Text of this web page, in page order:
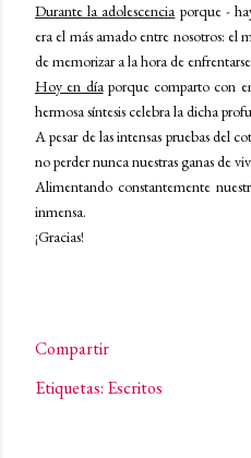
Durante la adolescenciaporque -
era el más amado entre nosotros: el
de memorizar a la hora de
Hoy en díaporque comparto con
hermosa síntesis celebra la dicha
A pesar de las intensas pruebas del
no perder nunca nuestras ganas de
Alimentando constantemente
inmensa.
¡Gracias!
Compartir
Etiquetas: Escritos